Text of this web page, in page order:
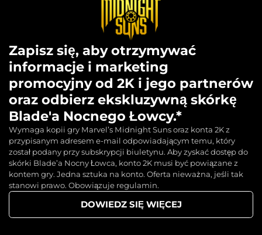
Zapisz się, aby otrzymywać
informacje i marketing
promocyjny od 2K i jego partnerów
oraz odbierz ekskluzywną skórkę
Blade'a Nocnego Łowcy.*
Wymaga kopii gry Marvel’s Midnight Suns oraz konta 2K z
przypisanym adresem e-mail odpowiadającym temu, który
został podany przy subskrypcji biuletynu. Aby zyskać dostęp do
skórki Blade’a Nocny Łowca, konto 2K musi być powiązane z
kontem gry. Jedna sztuka na konto. Oferta nieważna, jeśli tak
stanowi prawo. Obowiązuje regulamin.
DOWIEDZ SIĘ WIĘCEJ